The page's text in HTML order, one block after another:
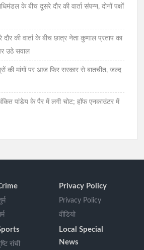
के बीच दूसरे दौर की वार्ता संपन्न, दोनों पक्षों
दौर की वार्ता के बीच छात्र नेता कुणाल प्रताप का
उठे सवाल
की मांगों पर आज फिर सरकार से बातचीत, जल्द
पांडेय के पैर में लगी चोट; हॉफ एनकाउंटर में
Privacy Policy
Privacy Policy
वीडियो
रांची
Local Special
News